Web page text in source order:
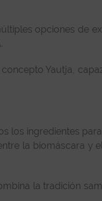
opciones de
Yautja,
los ingredientes
la biomáscara y
la tradición